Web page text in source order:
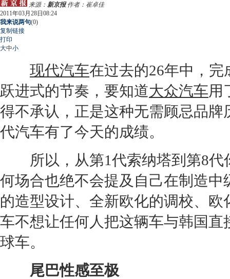
来源：新京报作者：崔卓佳
2011年03月28日08:24
我来说两句(0)
复制链接
打印
大中小
现代汽车在过去的26年中，完
跃进式的节奏，要知道大众汽车用
得不承认，正是这种无需顾忌品
代汽车有了今天的成绩。
所以，从第1代索纳塔到第8代
何场合也绝不会提及自己在制造
的造型设计、全新欧化的调校、
车不想让任何人把这辆车与韩国
球车。
尾巴性感至极